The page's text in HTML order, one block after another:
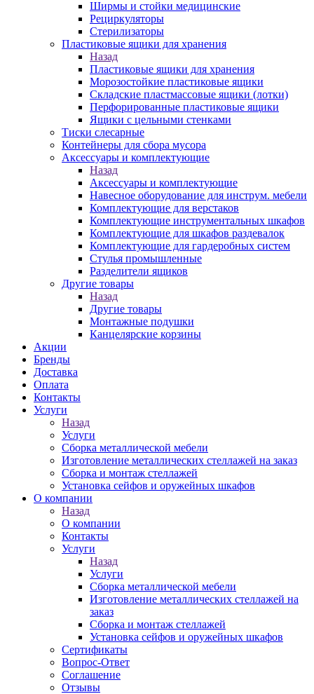
Ширмы и стойки медицинские
Рециркуляторы
Стерилизаторы
Пластиковые ящики для хранения
Назад
Пластиковые ящики для хранения
Морозостойкие пластиковые ящики
Складские пластмассовые ящики (лотки)
Перфорированные пластиковые ящики
Ящики с цельными стенками
Тиски слесарные
Контейнеры для сбора мусора
Аксессуары и комплектующие
Назад
Аксессуары и комплектующие
Навесное оборудование для инструм. мебели
Комплектующие для верстаков
Комплектующие инструментальных шкафов
Комплектующие для шкафов раздевалок
Комплектующие для гардеробных систем
Стулья промышленные
Разделители ящиков
Другие товары
Назад
Другие товары
Монтажные подушки
Канцелярские корзины
Акции
Бренды
Доставка
Оплата
Контакты
Услуги
Назад
Услуги
Сборка металлической мебели
Изготовление металлических стеллажей на заказ
Сборка и монтаж стеллажей
Установка сейфов и оружейных шкафов
О компании
Назад
О компании
Контакты
Услуги
Назад
Услуги
Сборка металлической мебели
Изготовление металлических стеллажей на
заказ
Сборка и монтаж стеллажей
Установка сейфов и оружейных шкафов
Сертификаты
Вопрос-Ответ
Соглашение
Отзывы